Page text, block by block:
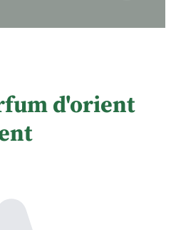
d'orient